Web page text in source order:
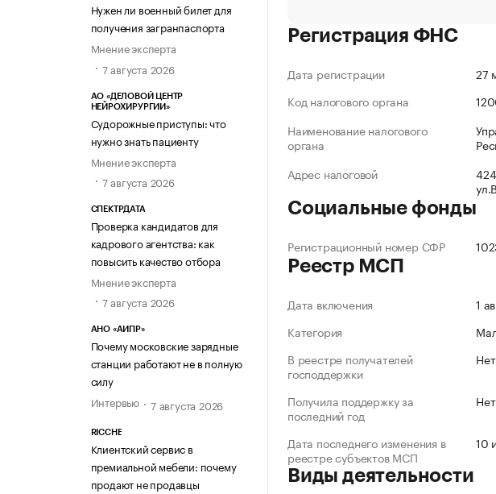
Нужен ли военный билет для
получения загранпаспорта
Мнение эксперта
7 августа 2026
АО «ДЕЛОВОЙ ЦЕНТР
НЕЙРОХИРУРГИИ»
Судорожные приступы: что
нужно знать пациенту
Мнение эксперта
7 августа 2026
СПЕКТРДАТА
Проверка кандидатов для
кадрового агентства: как
повысить качество отбора
Мнение эксперта
7 августа 2026
АНО «АИПР»
Почему московские зарядные
станции работают не в полную
силу
Интервью
7 августа 2026
RICCHE
Клиентский сервис в
премиальной мебели: почему
продают не продавцы
Регистрация ФНС
Дата регистрации
27
Код налогового органа
Наименование налогового
органа
Адрес налоговой
Социальные фонды
Регистрационный номер СФР
Реестр МСП
Дата включения
1
Категория
В реестре получателей
господдержки
Нет
Получила поддержку за
последний год
Нет
Дата последнего изменения в
реестре субъектов МСП
10
Виды деятельности